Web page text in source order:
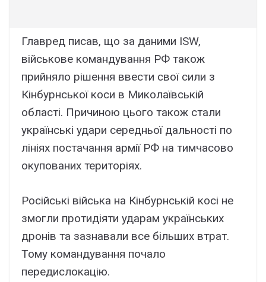
Главред писав, що за даними ISW,
військове командування РФ також
прийняло рішення ввести свої сили з
Кінбурнської коси в Миколаївській
області. Причиною цього також стали
українські удари середньої дальності по
лініях постачання армії РФ на тимчасово
окупованих територіях.
Російські війська на Кінбурнській косі не
змогли протидіяти ударам українських
дронів та зазнавали все більших втрат.
Тому командування почало
передислокацію.